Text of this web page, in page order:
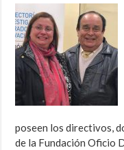
poseen los directivos,
de la Fundación Oficio